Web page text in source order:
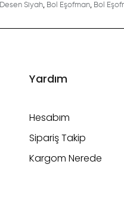
Desen Siyah, Bol Eşofman, Bol
Yardım
Hesabım
Sipariş Takip
Kargom Nerede